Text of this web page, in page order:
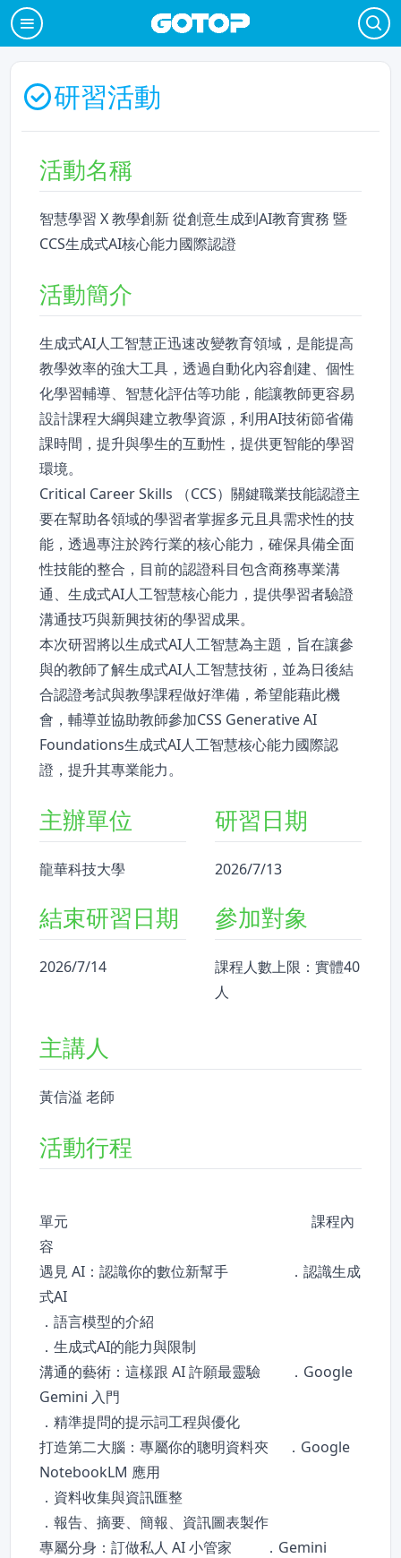
研習活動
活動名稱
智慧學習 X 教學創新 從創意生成到AI教育實務 暨
CCS生成式AI核心能力國際認證
活動簡介
生成式AI人工智慧正迅速改變教育領域，是能提高
教學效率的強大工具，透過自動化內容創建、個性
化學習輔導、智慧化評估等功能，能讓教師更容易
設計課程大綱與建立教學資源，利用AI技術節省備
課時間，提升與學生的互動性，提供更智能的學習
環境。
Critical Career Skills （CCS）關鍵職業技能認證主
要在幫助各領域的學習者掌握多元且具需求性的技
能，透過專注於跨行業的核心能力，確保具備全面
性技能的整合，目前的認證科目包含商務專業溝
通、生成式AI人工智慧核心能力，提供學習者驗證
溝通技巧與新興技術的學習成果。
本次研習將以生成式AI人工智慧為主題，旨在讓參
與的教師了解生成式AI人工智慧技術，並為日後結
合認證考試與教學課程做好準備，希望能藉此機
會，輔導並協助教師參加CSS Generative AI
Foundations生成式AI人工智慧核心能力國際認
證，提升其專業能力。
主辦單位
龍華科技大學
研習日期
2026/7/13
結束研習日期
2026/7/14
參加對象
課程人數上限：實體40
人
主講人
黃信溢 老師
活動行程
單元 課程內
容
遇見 AI：認識你的數位新幫手 ．認識生成
式AI
．語言模型的介紹
．生成式AI的能力與限制
溝通的藝術：這樣跟 AI 許願最靈驗 ．Google
Gemini 入門
．精準提問的提示詞工程與優化
打造第二大腦：專屬你的聰明資料夾 ．Google
NotebookLM 應用
．資料收集與資訊匯整
．報告、摘要、簡報、資訊圖表製作
專屬分身：訂做私人 AI 小管家 ．Gemini